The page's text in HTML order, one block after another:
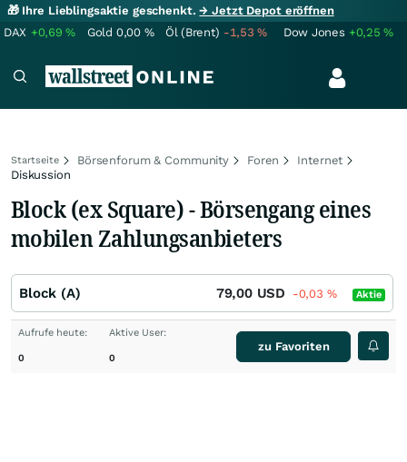
🎁 Ihre Lieblingsaktie geschenkt.→ Jetzt Depot eröffnen
DAX +0,69% Gold 0,00 % Öl (Brent) -1,53% Dow Jones +0,25%
Startseite Börsenforum & Community Foren
Internet
Diskussion
Block (ex Square) - Börsengang eines
mobilen Zahlungsanbieters
Block (A) 79,00 USD -0,03 % Aktie
Aufrufe heute:
0
Aktive User:
0
zu Favoriten